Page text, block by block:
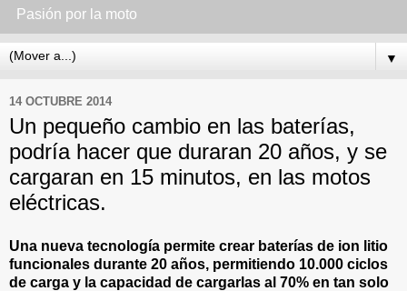
Pasión por la moto
▼
14 OCTUBRE 2014
Un pequeño cambio en las baterías,
podría hacer que duraran 20 años, y se
cargaran en 15 minutos, en las motos
eléctricas.
Una nueva tecnología permite crear baterías de ion litio
funcionales durante 20 años, permitiendo 10.000 ciclos
de carga y la capacidad de cargarlas al 70% en tan solo